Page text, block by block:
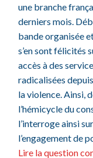
une branche
derniers mois.
bande organisée
s’en sont félicités
accès à des
radicalisées
la violence. Ainsi,
l’hémicycle du
l’interroge ainsi
l’engagement de
Lire la question